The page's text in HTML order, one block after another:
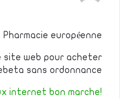
Pharmacie européenne
site web pour acheter
sans ordonnance
internet bon marche!